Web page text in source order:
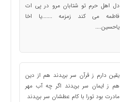
دل اهل حرم تو شتابان مرو در پی ات
فاطمه می کند زمزمه .......یا اخا
یاحسین....
يقين دارم ز قرآن سر بريدند هم از دين
هم ز ايمان سر بريدند اگر چه آب مهر
مادرت بود تورا با کام عطشان سر بريدند